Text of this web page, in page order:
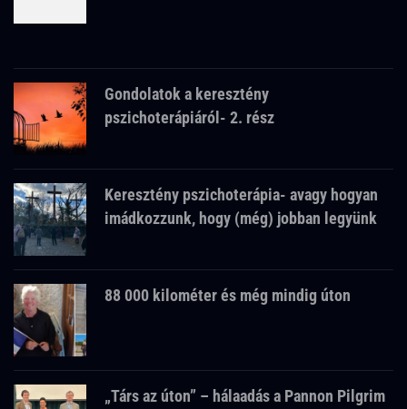
Gondolatok a keresztény
pszichoterápiáról- 2. rész
Keresztény pszichoterápia- avagy hogyan
imádkozzunk, hogy (még) jobban legyünk
88 000 kilométer és még mindig úton
„Társ az úton” – hálaadás a Pannon Pilgrim